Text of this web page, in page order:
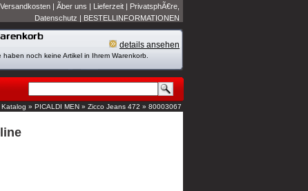
Versandkosten | Ãber uns | Lieferzeit | PrivatsphÃ€re,
Datenschutz | BESTELLINFORMATIONEN
details ansehen
haben noch keine Artikel in Ihrem Warenkorb.
Katalog » PICALDI MEN » Zicco Jeans 472 » 80003067